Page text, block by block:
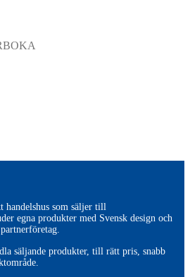
handelshus som säljer till
egna produkter med Svensk design och
säljande produkter, till rätt pris, snabb